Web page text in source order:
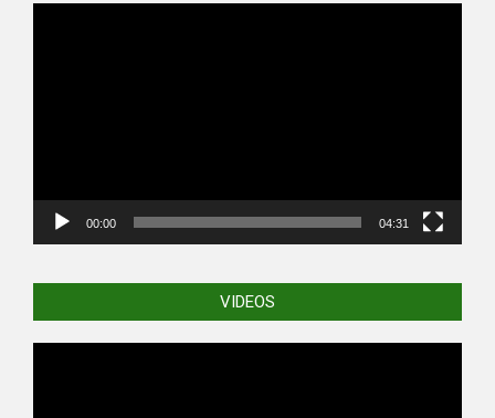
00:00 04:31
VIDEOS